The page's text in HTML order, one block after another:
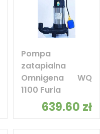
Pompa
zatapialna
Omnigena WQ
1100 Furia
639.60 zł